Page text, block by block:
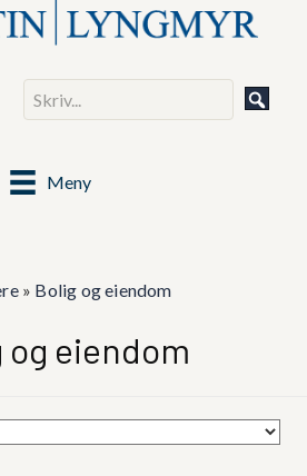
Meny
» Bolig og eiendom
og eiendom